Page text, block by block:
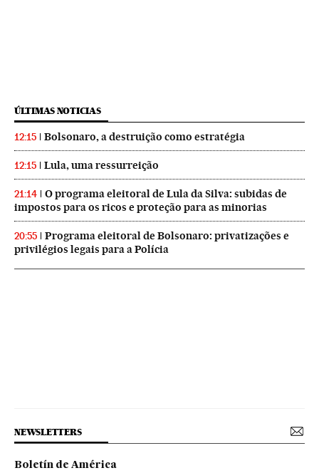
ÚLTIMAS NOTICIAS
12:15 Bolsonaro, a destruição como estratégia
12:15 Lula, uma ressurreição
21:14
O programa eleitoral de Lula da Silva: subidas de
impostos para os ricos e proteção para as minorias
20:55
Programa eleitoral de Bolsonaro: privatizações e
privilégios legais para a Polícia
NEWSLETTERS
Boletín de América